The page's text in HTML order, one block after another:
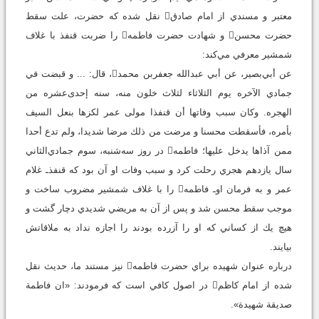
معتبر و مسندي از امام صادق نقل شده كه حضرت، علت سقط
حضرت محسن و شهادت حضرت فاطمه را ضربت قنفذ با غلاف
شمشير معرفي مي‌كند:
عن أبي‌بصير، عن أبي عبدالله جعفر‌بن محمد، قال: ... و قبضت في
جمادي الآخره يوم الثلاثاء لثلاث خلون منه، سنه إحدى‌عشره من
الهجره. وكان سبب وفاتها أن قنفذا مولى عمر لكزها بنعل السيف
بأمره، فأسقطت محسنا و مرضت من ذلك مرضا شديدا، ولم تدع أحدا
ممن آذاها يدخل عليها؛ فاطمه در روز سه‌شنبه، سوم جمادي‌الثاني
سال يازدهم هجري رحلت كرد و سبب وفات او آن بود كه قنفذـ غلام
عمر و به فرمان اوـ فاطمه را با غلاف شمشير مضروب ساخت و
موجب سقط محسن شد و پس از آن به مريضي شديدي دچار گشت و
هيچ يك از كساني كه او را آزرده بودند را اجازه نداد به ملاقاتش
بيايند.
درباره عنوان شهيده براي حضرت فاطمه نيز مستند ما، حديث نقل
شده از امام كاظم در اصول كافي است كه فرمودند: «ان فاطمة
صديقة شهيدة».